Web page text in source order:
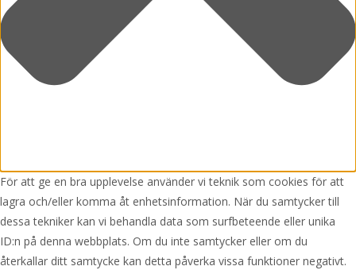
För att ge en bra upplevelse använder vi teknik som cookies för att
lagra och/eller komma åt enhetsinformation. När du samtycker till
dessa tekniker kan vi behandla data som surfbeteende eller unika
ID:n på denna webbplats. Om du inte samtycker eller om du
återkallar ditt samtycke kan detta påverka vissa funktioner negativt.